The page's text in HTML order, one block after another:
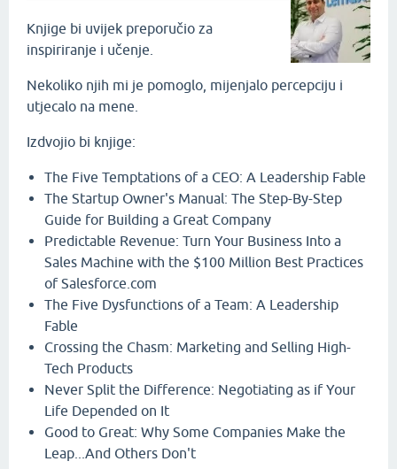
Knjige bi uvijek preporučio za
inspiriranje i učenje.
Nekoliko njih mi je pomoglo, mijenjalo percepciju i
utjecalo na mene.
Izdvojio bi knjige:
The Five Temptations of a CEO: A Leadership Fable
The Startup Owner's Manual: The Step-By-Step
Guide for Building a Great Company
Predictable Revenue: Turn Your Business Into a
Sales Machine with the $100 Million Best Practices
of Salesforce.com
The Five Dysfunctions of a Team: A Leadership
Fable
Crossing the Chasm: Marketing and Selling High-
Tech Products
Never Split the Difference: Negotiating as if Your
Life Depended on It
Good to Great: Why Some Companies Make the
Leap...And Others Don't